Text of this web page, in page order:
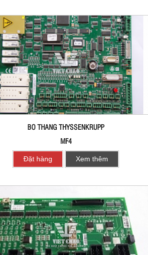
BO THANG THYSSENKRUPP
MF4
Đặt hàng Xem thêm